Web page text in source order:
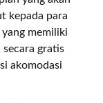
kepada para
memiliki
gratis
akomodasi